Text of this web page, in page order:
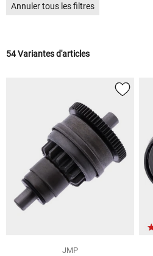
Annuler tous les filtres
54 Variantes d'articles
JMP